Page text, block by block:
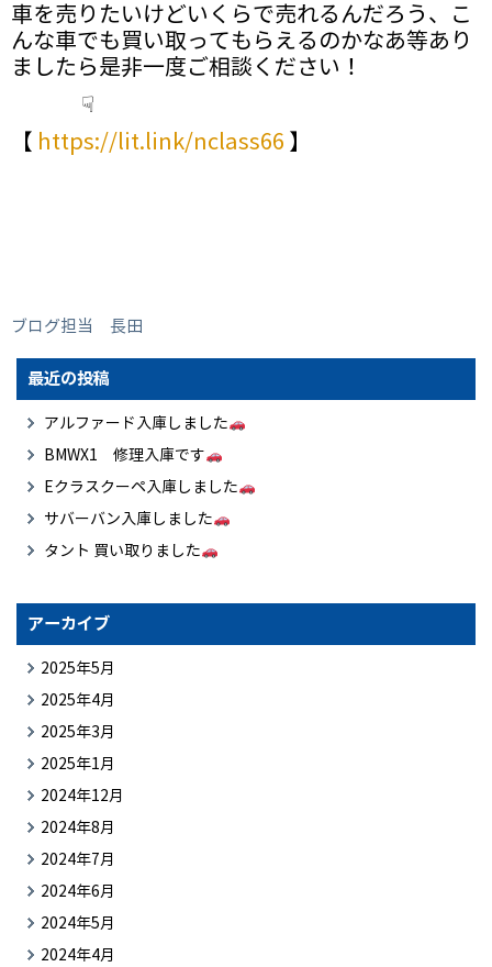
車を売りたいけどいくらで売れるんだろう、こ
んな車でも買い取ってもらえるのかなあ等あり
ましたら是非一度ご相談ください！
☟
【 https://lit.link/nclass66 】
ブログ担当 長田
最近の投稿
アルファード入庫しました
BMWX1 修理入庫です
Eクラスクーペ入庫しました
サバーバン入庫しました
タント 買い取りました
アーカイブ
2025年5月
2025年4月
2025年3月
2025年1月
2024年12月
2024年8月
2024年7月
2024年6月
2024年5月
2024年4月